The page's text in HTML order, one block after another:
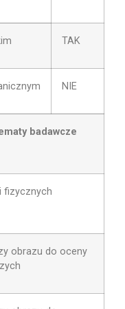
TAK
NIE
badawcze
do oceny